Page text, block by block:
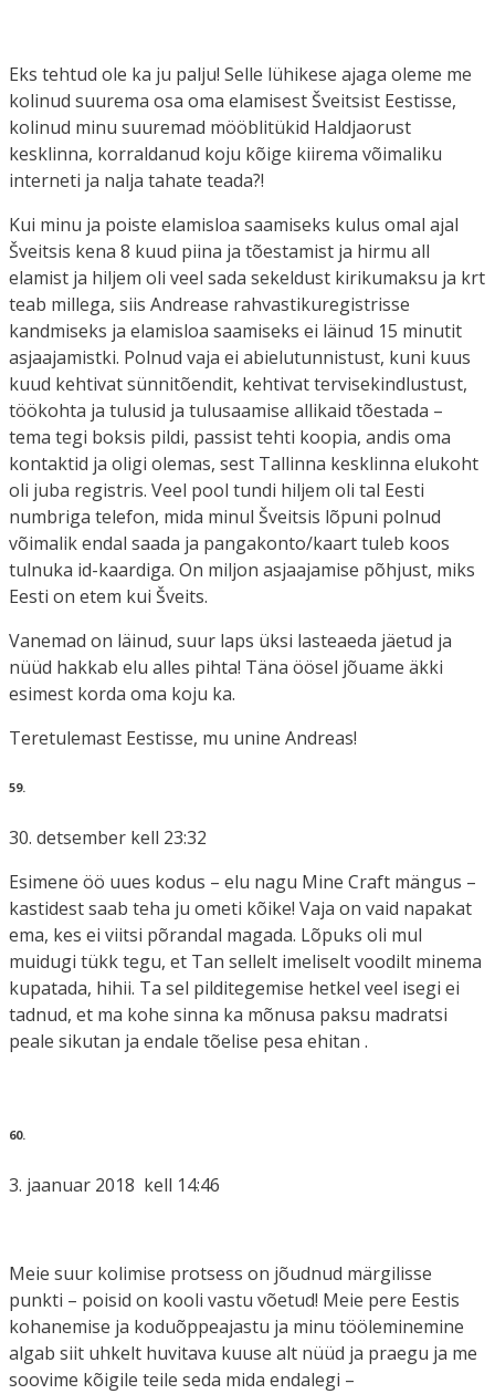
Eks tehtud ole ka ju palju! Selle lühikese ajaga oleme me
kolinud suurema osa oma elamisest Šveitsist Eestisse,
kolinud minu suuremad mööblitükid Haldjaorust
kesklinna, korraldanud koju kõige kiirema võimaliku
interneti ja nalja tahate teada?!
Kui minu ja poiste elamisloa saamiseks kulus omal ajal
Šveitsis kena 8 kuud piina ja tõestamist ja hirmu all
elamist ja hiljem oli veel sada sekeldust kirikumaksu ja krt
teab millega, siis Andrease rahvastikuregistrisse
kandmiseks ja elamisloa saamiseks ei läinud 15 minutit
asjaajamistki. Polnud vaja ei abielutunnistust, kuni kuus
kuud kehtivat sünnitõendit, kehtivat tervisekindlustust,
töökohta ja tulusid ja tulusaamise allikaid tõestada –
tema tegi boksis pildi, passist tehti koopia, andis oma
kontaktid ja oligi olemas, sest Tallinna kesklinna elukoht
oli juba registris. Veel pool tundi hiljem oli tal Eesti
numbriga telefon, mida minul Šveitsis lõpuni polnud
võimalik endal saada ja pangakonto/kaart tuleb koos
tulnuka id-kaardiga. On miljon asjaajamise põhjust, miks
Eesti on etem kui Šveits.
Vanemad on läinud, suur laps üksi lasteaeda jäetud ja
nüüd hakkab elu alles pihta! Täna öösel jõuame äkki
esimest korda oma koju ka.
Teretulemast Eestisse, mu unine Andreas!
59.
30. detsember kell 23:32
Esimene öö uues kodus – elu nagu Mine Craft mängus –
kastidest saab teha ju ometi kõike! Vaja on vaid napakat
ema, kes ei viitsi põrandal magada. Lõpuks oli mul
muidugi tükk tegu, et Tan sellelt imeliselt voodilt minema
kupatada, hihii. Ta sel pilditegemise hetkel veel isegi ei
tadnud, et ma kohe sinna ka mõnusa paksu madratsi
peale sikutan ja endale tõelise pesa ehitan .
60.
3. jaanuar 2018 kell 14:46
Meie suur kolimise protsess on jõudnud märgilisse
punkti – poisid on kooli vastu võetud! Meie pere Eestis
kohanemise ja koduõppeajastu ja minu tööleminemine
algab siit uhkelt huvitava kuuse alt nüüd ja praegu ja me
soovime kõigile teile seda mida endalegi –